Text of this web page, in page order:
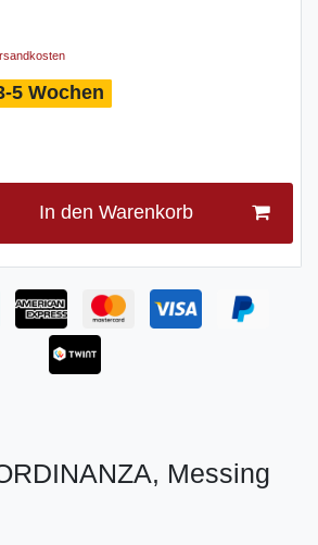
5 Wochen
In den Warenkorb
Messing